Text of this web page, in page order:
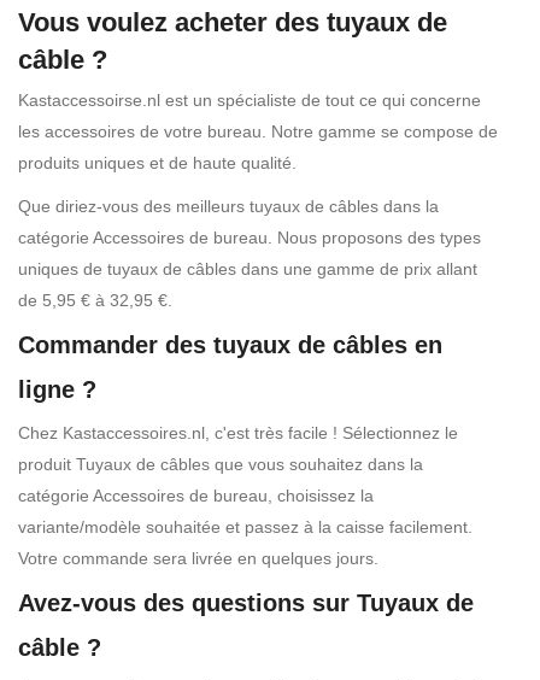
Vous voulez acheter des tuyaux de
câble ?
Kastaccessoirse.nl est un spécialiste de tout ce qui concerne
les accessoires de votre bureau. Notre gamme se compose de
produits uniques et de haute qualité.
Que diriez-vous des meilleurs tuyaux de câbles dans la
catégorie Accessoires de bureau. Nous proposons des types
uniques de tuyaux de câbles dans une gamme de prix allant
de 5,95 € à 32,95 €.
Commander des tuyaux de câbles en
ligne ?
Chez Kastaccessoires.nl, c'est très facile ! Sélectionnez le
produit Tuyaux de câbles que vous souhaitez dans la
catégorie Accessoires de bureau, choisissez la
variante/modèle souhaitée et passez à la caisse facilement.
Votre commande sera livrée en quelques jours.
Avez-vous des questions sur Tuyaux de
câble ?